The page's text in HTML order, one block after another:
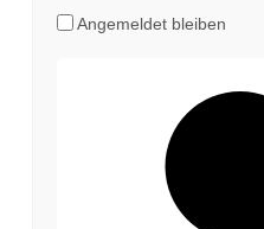
Angemeldet bleiben